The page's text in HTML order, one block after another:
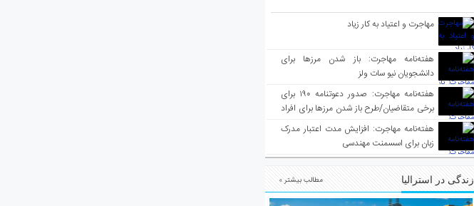
مهاجرت و اعتیاد به کار زیاد
هفته‌نامه مهاجرت: باز شدن مرزها برای
دانشجویان نیو سات ولز
هفته‌نامه مهاجرت: صدور دعوتنامه ۱۹۰ برای
برخی متقاضیان/طرح باز شدن مرزها برای افراد
واکسینه شده
هفته‌نامه مهاجرت: افزایش مدت اعتبار مدرک
زبان برای اسسمنت مهندسی
زندگی در استرالیا مطالب بیشتر »